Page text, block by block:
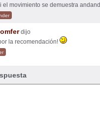
el movimiento se demuestra
dijo
la recomendación!